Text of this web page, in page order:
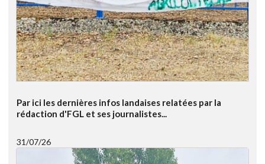
Par ici les dernières infos landaises relatées par la
rédaction d'FGL et ses journalistes...
31/07/26